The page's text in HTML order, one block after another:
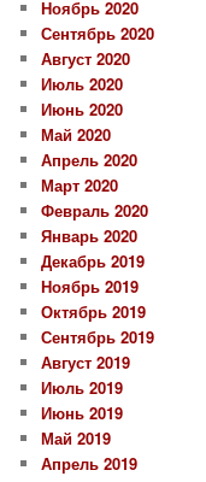
Ноябрь 2020
Сентябрь 2020
Август 2020
Июль 2020
Июнь 2020
Май 2020
Апрель 2020
Март 2020
Февраль 2020
Январь 2020
Декабрь 2019
Ноябрь 2019
Октябрь 2019
Сентябрь 2019
Август 2019
Июль 2019
Июнь 2019
Май 2019
Апрель 2019